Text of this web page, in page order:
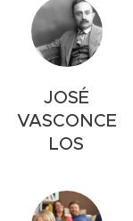
JOSÉ
VASCONCE
LOS